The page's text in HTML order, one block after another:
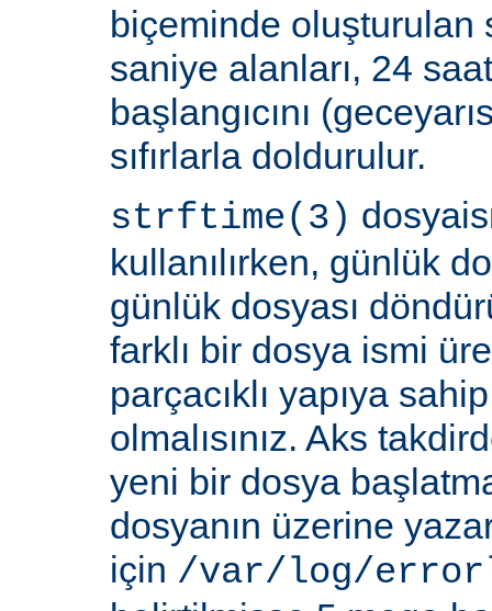
biçeminde oluşturulan
saniye alanları, 24
başlangıcını
sıfırlarla doldurulur.
strftime(3)
kullanılırken, günlük
günlük dosyası
farklı bir dosya ismi
parçacıklı yapıya
olmalısınız. Aks
yeni bir dosya
dosyanın üzerine
için /var/log/